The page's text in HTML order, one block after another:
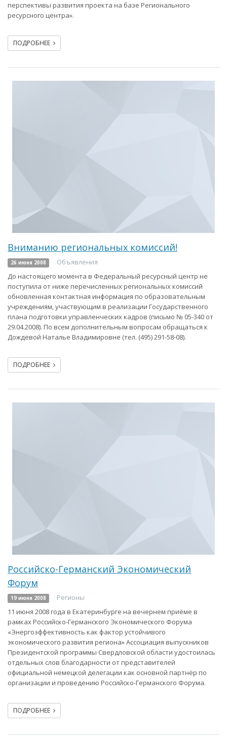
перспективы развития проекта на базе Регионального
ресурсного центра».
ПОДРОБНЕЕ
Вниманию региональных комиссий!
26 июня 2008
Объявления
До настоящего момента в Федеральный ресурсный центр не
поступила от ниже перечисленных региональных комиссий
обновленная контактная информация по образовательным
учреждениям, участвующим в реализации Государственного
плана подготовки управленческих кадров (письмо № 05-340 от
29.04.2008). По всем дополнительным вопросам обращаться к
Дождевой Наталье Владимировне (тел. (495) 291-58-08).
ПОДРОБНЕЕ
Российско-Германский Экономический
Форум
19 июня 2008
Регионы
11 июня 2008 года в Екатеринбурге на вечернем приёме в
рамках Российско-Германского Экономического Форума
«Энергоэффективность как фактор устойчивого
экономического развития региона» Ассоциация выпускников
Президентской программы Свердловской области удостоилась
отдельных слов благодарности от представителей
официальной немецкой делегации как основной партнёр по
организации и проведению Российско-Германского Форума.
ПОДРОБНЕЕ